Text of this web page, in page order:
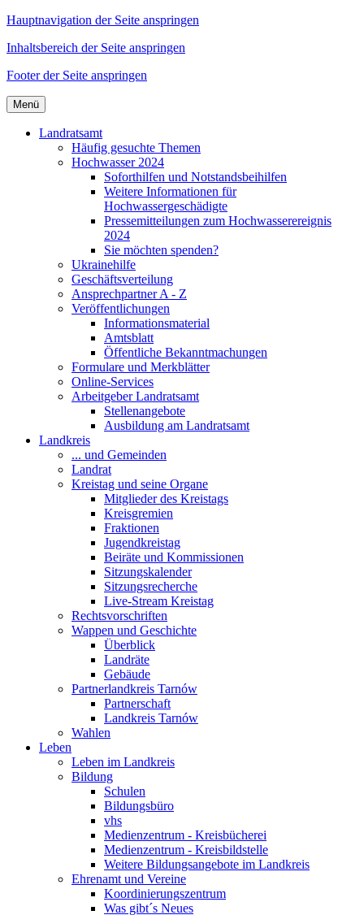
Hauptnavigation der Seite anspringen
Inhaltsbereich der Seite anspringen
Footer der Seite anspringen
Menü
Landratsamt
Häufig gesuchte Themen
Hochwasser 2024
Soforthilfen und Notstandsbeihilfen
Weitere Informationen für
Hochwassergeschädigte
Pressemitteilungen zum Hochwasserereignis
2024
Sie möchten spenden?
Ukrainehilfe
Geschäftsverteilung
Ansprechpartner A - Z
Veröffentlichungen
Informationsmaterial
Amtsblatt
Öffentliche Bekanntmachungen
Formulare und Merkblätter
Online-Services
Arbeitgeber Landratsamt
Stellenangebote
Ausbildung am Landratsamt
Landkreis
... und Gemeinden
Landrat
Kreistag und seine Organe
Mitglieder des Kreistags
Kreisgremien
Fraktionen
Jugendkreistag
Beiräte und Kommissionen
Sitzungskalender
Sitzungsrecherche
Live-Stream Kreistag
Rechtsvorschriften
Wappen und Geschichte
Überblick
Landräte
Gebäude
Partnerlandkreis Tarnów
Partnerschaft
Landkreis Tarnów
Wahlen
Leben
Leben im Landkreis
Bildung
Schulen
Bildungsbüro
vhs
Medienzentrum - Kreisbücherei
Medienzentrum - Kreisbildstelle
Weitere Bildungsangebote im Landkreis
Ehrenamt und Vereine
Koordinierungszentrum
Was gibt´s Neues